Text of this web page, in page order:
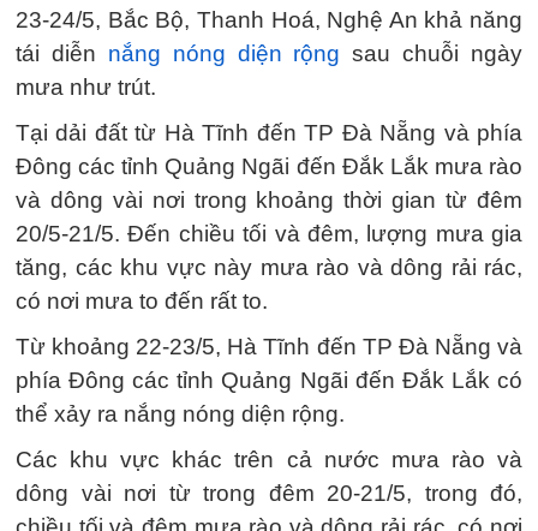
23-24/5, Bắc Bộ, Thanh Hoá, Nghệ An khả năng
tái diễn nắng nóng diện rộng sau chuỗi ngày
mưa như trút.
Tại dải đất từ Hà Tĩnh đến TP Đà Nẵng và phía
Đông các tỉnh Quảng Ngãi đến Đắk Lắk mưa rào
và dông vài nơi trong khoảng thời gian từ đêm
20/5-21/5. Đến chiều tối và đêm, lượng mưa gia
tăng, các khu vực này mưa rào và dông rải rác,
có nơi mưa to đến rất to.
Từ khoảng 22-23/5, Hà Tĩnh đến TP Đà Nẵng và
phía Đông các tỉnh Quảng Ngãi đến Đắk Lắk có
thể xảy ra nắng nóng diện rộng.
Các khu vực khác trên cả nước mưa rào và
dông vài nơi từ trong đêm 20-21/5, trong đó,